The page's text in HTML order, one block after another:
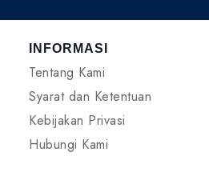
INFORMASI
Tentang Kami
Syarat dan Ketentuan
Kebijakan Privasi
Hubungi Kami